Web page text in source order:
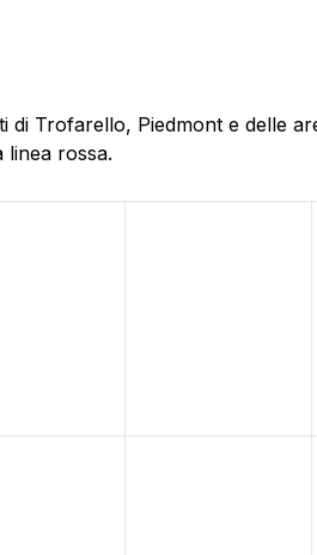
Trofarello, Piedmont e delle
linea rossa.